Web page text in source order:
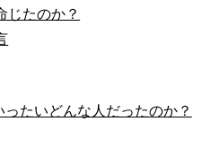
じたのか？
たいどんな人だったのか？